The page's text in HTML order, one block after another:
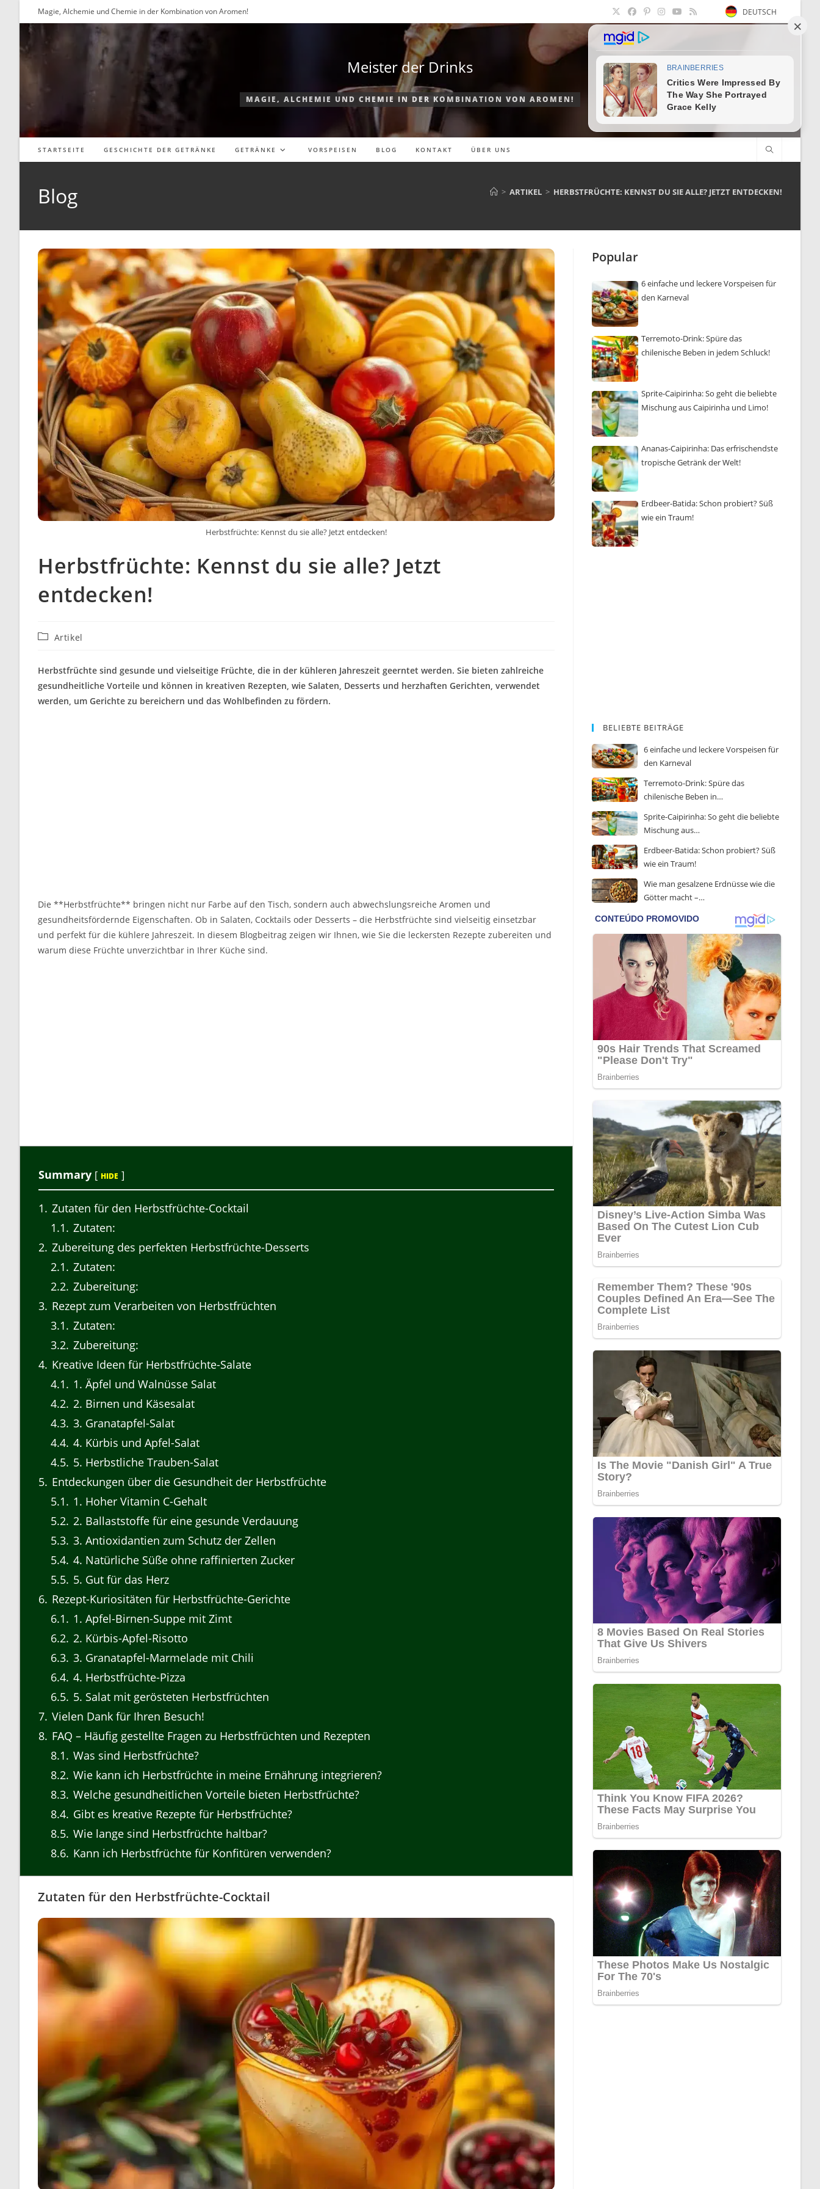
Inhalt
Magie, Alchemie und Chemie in der Kombination von Aromen! DEUTSCH
Meister der Drinks
MAGIE, ALCHEMIE UND CHEMIE IN DER KOMBINATION VON AROMEN!
STARTSEITE GESCHICHTE DER GETRÄNKE GETRÄNKE VORSPEISEN BLOG KONTAKT ÜBER UNS
Blog > ARTIKEL > HERBSTFRÜCHTE: KENNST DU SIE ALLE? JETZT ENTDECKEN!
Herbstfrüchte: Kennst du sie alle? Jetzt entdecken!
Herbstfrüchte: Kennst du sie alle? Jetzt
entdecken!
Beitrags-
Artikel
Herbstfrüchte sind gesunde und vielseitige Früchte, die in der kühleren Jahreszeit geerntet werden. Sie bieten zahlreiche
gesundheitliche Vorteile und können in kreativen Rezepten, wie Salaten, Desserts und herzhaften Gerichten, verwendet
werden, um Gerichte zu bereichern und das Wohlbefinden zu fördern.
Die **Herbstfrüchte** bringen nicht nur Farbe auf den Tisch, sondern auch abwechslungsreiche Aromen und
gesundheitsfördernde Eigenschaften. Ob in Salaten, Cocktails oder Desserts – die Herbstfrüchte sind vielseitig einsetzbar
und perfekt für die kühlere Jahreszeit. In diesem Blogbeitrag zeigen wir Ihnen, wie Sie die leckersten Rezepte zubereiten und
warum diese Früchte unverzichtbar in Ihrer Küche sind.
Summary [ HIDE ]
1
Zutaten für den Herbstfrüchte-Cocktail
1.1
Zutaten:
2 Zubereitung des perfekten Herbstfrüchte-Desserts
2.1
Zutaten:
2.2 Zubereitung:
3 Rezept zum Verarbeiten von Herbstfrüchten
3.1
Zutaten:
3.2 Zubereitung:
4 Kreative Ideen für Herbstfrüchte-Salate
4.1
1. Äpfel und Walnüsse Salat
4.2 2. Birnen und Käsesalat
4.3 3. Granatapfel-Salat
4.4 4. Kürbis und Apfel-Salat
4.5 5. Herbstliche Trauben-Salat
5 Entdeckungen über die Gesundheit der Herbstfrüchte
5.1
1. Hoher Vitamin C-Gehalt
5.2 2. Ballaststoffe für eine gesunde Verdauung
5.3 3. Antioxidantien zum Schutz der Zellen
5.4 4. Natürliche Süße ohne raffinierten Zucker
5.5 5. Gut für das Herz
6 Rezept-Kuriositäten für Herbstfrüchte-Gerichte
6.1
1. Apfel-Birnen-Suppe mit Zimt
6.2 2. Kürbis-Apfel-Risotto
6.3 3. Granatapfel-Marmelade mit Chili
6.4 4. Herbstfrüchte-Pizza
6.5 5. Salat mit gerösteten Herbstfrüchten
7 Vielen Dank für Ihren Besuch!
8 FAQ – Häufig gestellte Fragen zu Herbstfrüchten und Rezepten
8.1
Was sind Herbstfrüchte?
8.2 Wie kann ich Herbstfrüchte in meine Ernährung integrieren?
8.3 Welche gesundheitlichen Vorteile bieten Herbstfrüchte?
8.4 Gibt es kreative Rezepte für Herbstfrüchte?
8.5 Wie lange sind Herbstfrüchte haltbar?
8.6 Kann ich Herbstfrüchte für Konfitüren verwenden?
Zutaten für den Herbstfrüchte-Cocktail
Popular
6 einfache und leckere Vorspeisen für
den Karneval
Terremoto-Drink: Spüre das
chilenische Beben in jedem Schluck!
Sprite-Caipirinha: So geht die beliebte
Mischung aus Caipirinha und Limo!
Ananas-Caipirinha: Das erfrischendste
tropische Getränk der Welt!
Erdbeer-Batida: Schon probiert? Süß
wie ein Traum!
BELIEBTE BEITRÄGE
6 einfache und leckere Vorspeisen für
den Karneval
Terremoto-Drink: Spüre das
chilenische Beben in…
Sprite-Caipirinha: So geht die beliebte
Mischung aus…
Erdbeer-Batida: Schon probiert? Süß
wie ein Traum!
Wie man gesalzene Erdnüsse wie die
Götter macht –…